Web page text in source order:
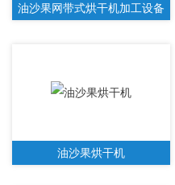
油沙果网带式烘干机加工设备
油沙果烘干机